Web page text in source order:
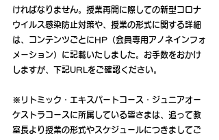
ければなりません。授業再開に際しての新型コロナ
ウイルス感染防止対策や、授業の形式に関する詳細
は、コンテンツごとにHP（会員専用アノネインフォ
メーション）に記載いたしました。お手数をおかけ
しますが、下記URLをご確認ください。
※リトミック・エキスパートコース・ジュニアオー
ケストラコースに所属している皆さまは、追って教
室長より授業の形式やスケジュールにつきましてご